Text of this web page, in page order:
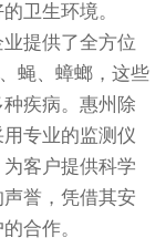
卫生环境。
提供了全方位
蝇、蟑螂，这些
疾病。惠州除
专业的监测仪
客户提供科学
誉，凭借其安
合作。